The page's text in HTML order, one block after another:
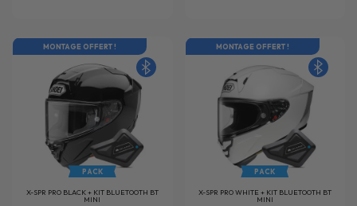
MONTAGE OFFERT !
PACK
X-SPR PRO BLACK + KIT BLUETOOTH BT
MINI
MONTAGE OFFERT !
PACK
X-SPR PRO WHITE + KIT BLUETOOTH BT
MINI